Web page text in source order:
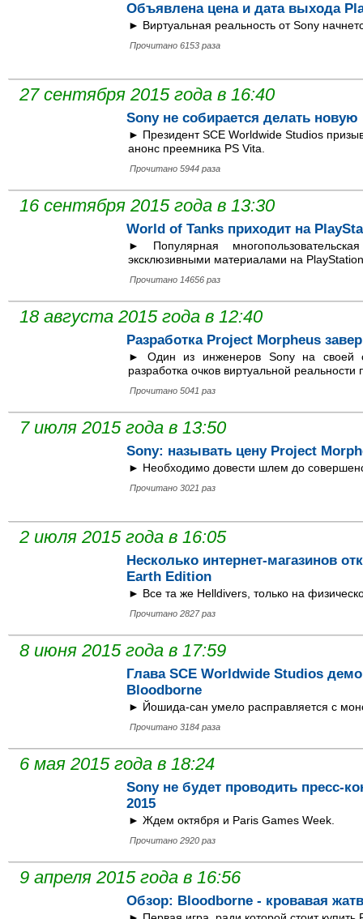
Объявлена цена и дата выхода
► Виртуальная реальность от Sony
Прочитано 6153 раза
27 сентября 2015 года в 16:40
Sony не собирается делать
► Президент SCE Worldwide Studios
анонс преемника PS Vita.
Прочитано 5944 раза
16 сентября 2015 года в 13:30
World of Tanks приходит на
► Популярная
эксклюзивными материалами на
Прочитано 14656 раз
18 августа 2015 года в 12:40
Разработка Project Morpheus
► Один из инженеров Sony на своей
разработка очков виртуальной
Прочитано 5041 раз
7 июля 2015 года в 13:50
Sony: называть цену Project
► Необходимо довести шлем до
Прочитано 3021 раз
2 июля 2015 года в 16:05
Неcколько интернет-магазинов
Earth Edition
► Все та же Helldivers, только на
Прочитано 2827 раз
8 июня 2015 года в 17:59
Глава SCE Worldwide Studios
Bloodborne
► Йошида-сан умело расправляется с
Прочитано 3184 раза
6 мая 2015 года в 18:24
Sony не будет проводить пресс-
2015
► Ждем октября и Paris Games Week.
Прочитано 2920 раз
9 апреля 2015 года в 16:56
Обзор: Bloodborne - кровавая